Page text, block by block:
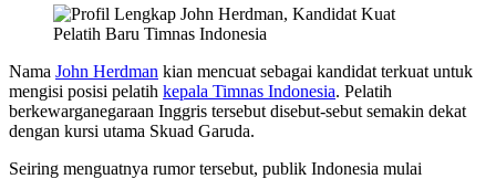
Nama John Herdman kian mencuat sebagai kandidat terkuat untuk
mengisi posisi pelatih kepala Timnas Indonesia. Pelatih
berkewarganegaraan Inggris tersebut disebut-sebut semakin dekat
dengan kursi utama Skuad Garuda.
Seiring menguatnya rumor tersebut, publik Indonesia mulai